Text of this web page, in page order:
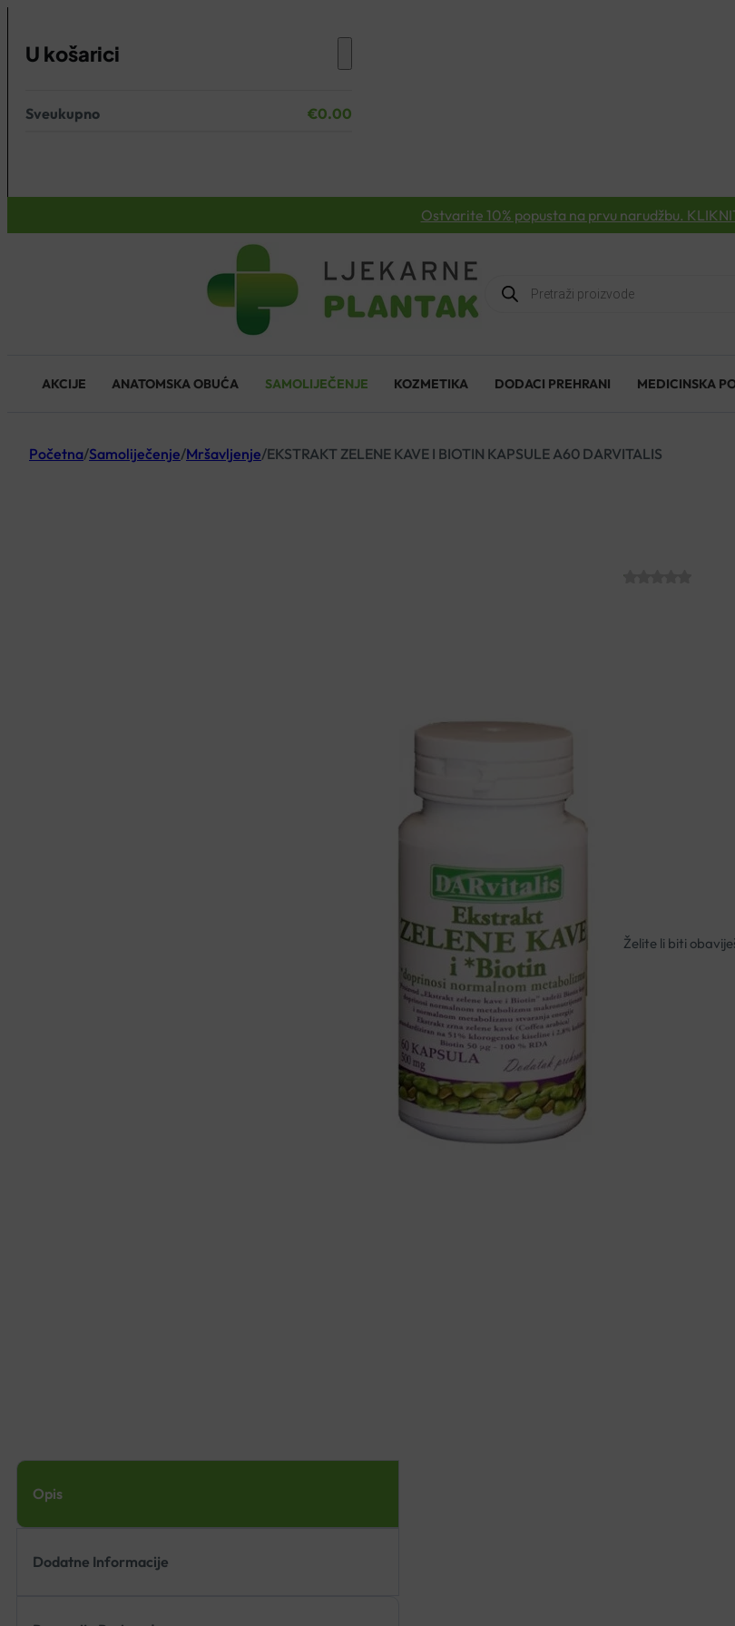
U košarici
Nema proizvoda u košarici.
Sveukupno €0.00
Ostvarite 10% popusta na prvu narudžbu.
Products
search
AKCIJE ANATOMSKA OBUĆA SAMOLIJEČENJE KOZMETIKA DODACI PREHRANI MEDICINSKA
Početna/Samoliječenje/Mršavljenje/EKSTRAKT ZELENE KAVE I BIOTIN KAPSULE A60 DARVITALIS
Ekstrakt zrna
razgradnju
kave i biotin
Opis
Dodatne Informacije